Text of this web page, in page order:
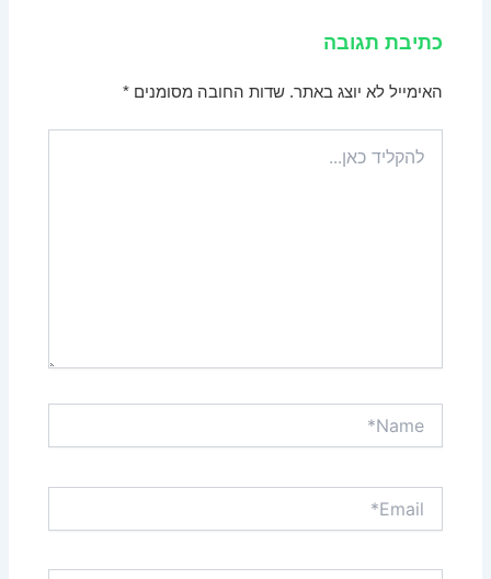
כתיבת תגובה
האימייל לא יוצג באתר. שדות החובה מסומנים*
כאן...